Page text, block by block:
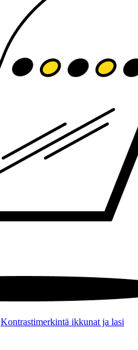
Kontrastimerkintä ikkunat ja lasi